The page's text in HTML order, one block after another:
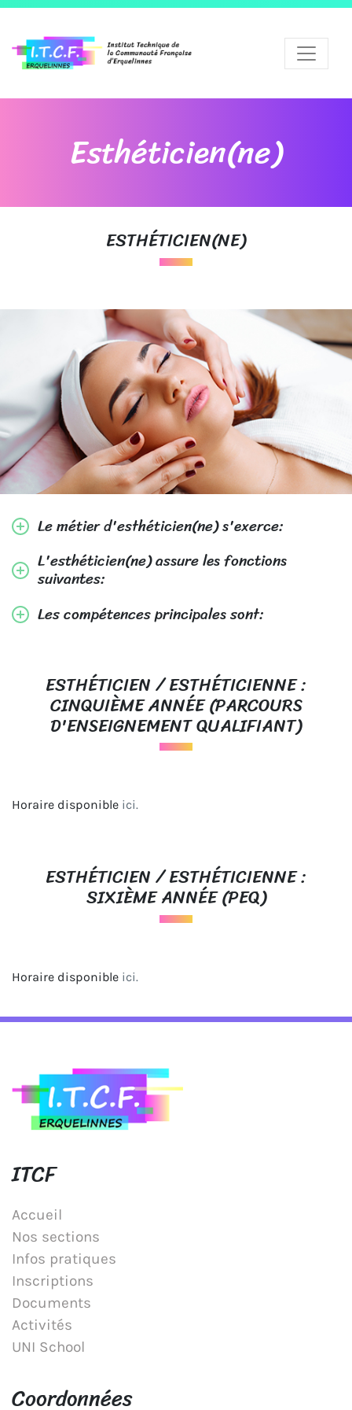
Esthéticien(ne)
ESTHÉTICIEN(NE)
Le métier d'esthéticien(ne) s'exerce:
L'esthéticien(ne) assure les fonctions
suivantes:
Les compétences principales sont:
ESTHÉTICIEN / ESTHÉTICIENNE :
CINQUIÈME ANNÉE (PARCOURS
D'ENSEIGNEMENT QUALIFIANT)
Horaire disponible ici.
ESTHÉTICIEN / ESTHÉTICIENNE :
SIXIÈME ANNÉE (PEQ)
Horaire disponible ici.
ITCF
Accueil
Nos sections
Infos pratiques
Inscriptions
Documents
Activités
UNI School
Coordonnées